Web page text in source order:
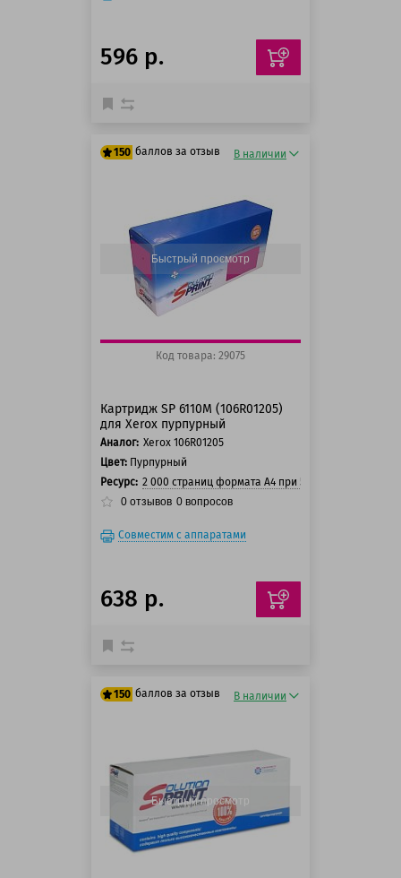
596 р.
150 баллов за отзыв
150 баллов
В наличии
Быстрый просмотр
Код товара: 29075
Картридж SP 6110M (106R01205)
для Xerox пурпурный
Аналог: Xerox 106R01205
Цвет: Пурпурный
Ресурс: 2 000 страниц формата А4 при 5% заполнении
0 отзывов 0 вопросов
Совместим с аппаратами
638 р.
150 баллов за отзыв
150 баллов
В наличии
Быстрый просмотр